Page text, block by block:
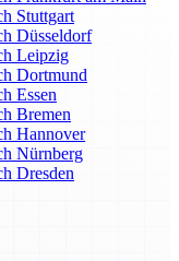
Stuttgart
Düsseldorf
Leipzig
Dortmund
Essen
Bremen
Hannover
Nürnberg
Dresden